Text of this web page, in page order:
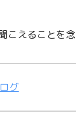
こえることを念
グ